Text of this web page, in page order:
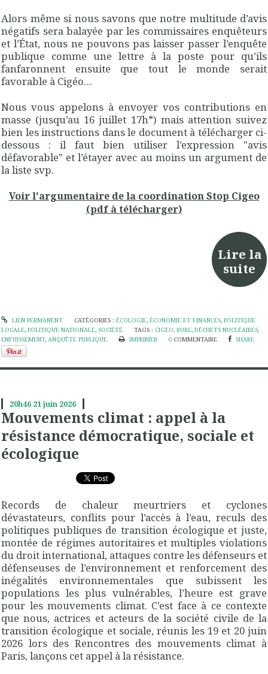
Alors même si nous savons que notre multitude d’avis
négatifs sera balayée par les commissaires enquêteurs
et l’État, nous ne pouvons pas laisser passer l’enquête
publique comme une lettre à la poste pour qu’ils
fanfaronnent ensuite que tout le monde serait
favorable à Cigéo…
Nous vous appelons à envoyer vos contributions en
masse (jusqu’au 16 juillet 17h*) mais attention suivez
bien les instructions dans le document à télécharger ci-
dessous : il faut bien utiliser l’expression "avis
défavorable" et l’étayer avec au moins un argument de
la liste svp.
Voir l'argumentaire de la coordination Stop Cigeo
(pdf à télécharger)
Lire la
suite
LIEN PERMANENT CATÉGORIES : ÉCOLOGIE, ÉCONOMIE ET FINANCES, POLITIQUE
LOCALE, POLITIQUE NATIONALE, SOCIÉTÉ TAGS : CIGEO,BURE,DÉCHETS NUCLÉAIRES,
ENFUISSEMENT, ANQUÊTE PUBLIQUE IMPRIMER 0 COMMENTAIRE SHARE
20h46 21juin 2026
Mouvements climat : appel à la
résistance démocratique, sociale et
écologique
Records de chaleur meurtriers et cyclones
dévastateurs, conflits pour l’accès à l’eau, reculs des
politiques publiques de transition écologique et juste,
montée de régimes autoritaires et multiples violations
du droit international, attaques contre les défenseurs et
défenseuses de l’environnement et renforcement des
inégalités environnementales que subissent les
populations les plus vulnérables, l’heure est grave
pour les mouvements climat. C’est face à ce contexte
que nous, actrices et acteurs de la société civile de la
transition écologique et sociale, réunis les 19 et 20 juin
2026 lors des Rencontres des mouvements climat à
Paris, lançons cet appel à la résistance.